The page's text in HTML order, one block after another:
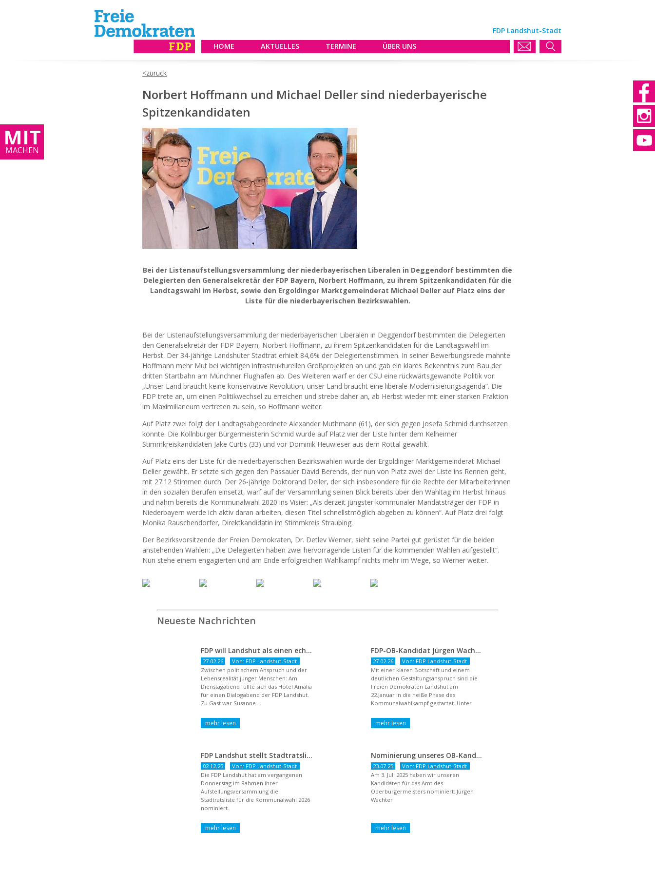
FDP Landshut-Stadt
HOME
AKTUELLES TERMINE ÜBER UNS
MIT
MACHEN
Norbert Hoffmann und Michael Deller sind niederbayerische
Spitzenkandidaten
Bei der Listenaufstellungsversammlung der niederbayerischen Liberalen in Deggendorf bestimmten die
Delegierten den Generalsekretär der FDP Bayern, Norbert Hoffmann, zu ihrem Spitzenkandidaten für die
Landtagswahl im Herbst, sowie den Ergoldinger Marktgemeinderat Michael Deller auf Platz eins der
Liste für die niederbayerischen Bezirkswahlen.
Bei der Listenaufstellungsversammlung der niederbayerischen Liberalen in Deggendorf bestimmten die Delegierten
den Generalsekretär der FDP Bayern, Norbert Hoffmann, zu ihrem Spitzenkandidaten für die Landtagswahl im
Herbst. Der 34-jährige Landshuter Stadtrat erhielt 84,6% der Delegiertenstimmen. In seiner Bewerbungsrede mahnte
Hoffmann mehr Mut bei wichtigen infrastrukturellen Großprojekten an und gab ein klares Bekenntnis zum Bau der
dritten Startbahn am Münchner Flughafen ab. Des Weiteren warf er der CSU eine rückwärtsgewandte Politik vor:
„Unser Land braucht keine konservative Revolution, unser Land braucht eine liberale Modernisierungsagenda“. Die
FDP trete an, um einen Politikwechsel zu erreichen und strebe daher an, ab Herbst wieder mit einer starken Fraktion
im Maximilianeum vertreten zu sein, so Hoffmann weiter.
Auf Platz zwei folgt der Landtagsabgeordnete Alexander Muthmann (61), der sich gegen Josefa Schmid durchsetzen
konnte. Die Kollnburger Bürgermeisterin Schmid wurde auf Platz vier der Liste hinter dem Kelheimer
Stimmkreiskandidaten Jake Curtis (33) und vor Dominik Heuwieser aus dem Rottal gewählt.
Auf Platz eins der Liste für die niederbayerischen Bezirkswahlen wurde der Ergoldinger Marktgemeinderat Michael
Deller gewählt. Er setzte sich gegen den Passauer David Berends, der nun von Platz zwei der Liste ins Rennen geht,
mit 27:12 Stimmen durch. Der 26-jährige Doktorand Deller, der sich insbesondere für die Rechte der Mitarbeiterinnen
in den sozialen Berufen einsetzt, warf auf der Versammlung seinen Blick bereits über den Wahltag im Herbst hinaus
und nahm bereits die Kommunalwahl 2020 ins Visier: „Als derzeit jüngster kommunaler Mandatsträger der FDP in
Niederbayern werde ich aktiv daran arbeiten, diesen Titel schnellstmöglich abgeben zu können“. Auf Platz drei folgt
Monika Rauschendorfer, Direktkandidatin im Stimmkreis Straubing.
Der Bezirksvorsitzende der Freien Demokraten, Dr. Detlev Werner, sieht seine Partei gut gerüstet für die beiden
anstehenden Wahlen: „Die Delegierten haben zwei hervorragende Listen für die kommenden Wahlen aufgestellt“.
Nun stehe einem engagierten und am Ende erfolgreichen Wahlkampf nichts mehr im Wege, so Werner weiter.
Neueste Nachrichten
FDP will Landshut als einen echten Chancenort gestalten
27.02.26
Von: FDP Landshut-Stadt
Zwischen politischem Anspruch und der
Lebensrealität junger Menschen: Am
Dienstagabend füllte sich das Hotel Amalia
für einen Dialogabend der FDP Landshut.
Zu Gast war Susanne ...
FDP-OB-Kandidat Jürgen Wachter: „Politik auf Pump ist unsozial“
27.02.26
Von: FDP Landshut-Stadt
Mit einer klaren Botschaft und einem
deutlichen Gestaltungsanspruch sind die
Freien Demokraten Landshut am
22.Januar in die heiße Phase des
Kommunalwahlkampf gestartet. Unter
FDP Landshut stellt Stadtratsliste für 2026 auf – OB-Kandidat Jürgen Wachter betont Gestaltungsanspruch und liberale Zukunftsvision
02.12.25
Von: FDP Landshut-Stadt
Die FDP Landshut hat am vergangenen
Donnerstag im Rahmen ihrer
Aufstellungsversammlung die
Stadtratsliste für die Kommunalwahl 2026
nominiert.
Nominierung unseres OB-Kandidaten
23.07.25
Von: FDP Landshut-Stadt
Am 3. Juli 2025 haben wir unseren
Kandidaten für das Amt des
Oberbürgermeisters nominiert: Jürgen
Wachter